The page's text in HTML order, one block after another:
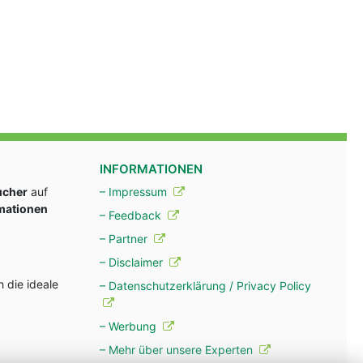
auf
die ideale
INFORMATIONEN
– Impressum
– Feedback
– Partner
– Disclaimer
– Datenschutzerklärung / Privacy Policy
– Werbung
– Mehr über unsere Experten